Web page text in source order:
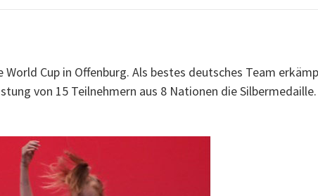
Cup in Offenburg. Als bestes deutsches Team
von 15 Teilnehmern aus 8 Nationen die Silbermedaille.